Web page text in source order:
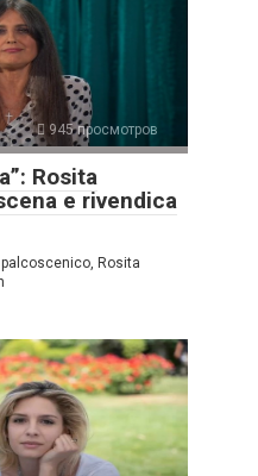
945 просмотров
Rosita
e rivendica
Rosita